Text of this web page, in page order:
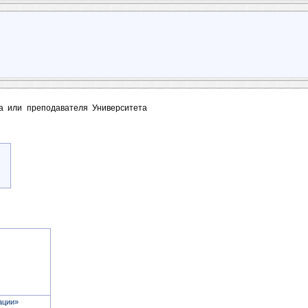
или преподавателя Университета